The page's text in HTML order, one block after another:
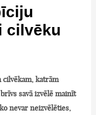
cilvēku
cilvēkam, katrām
savā izvēlē mainīt
nevar neizvēlēties,